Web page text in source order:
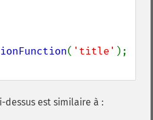
( 'title'
est similaire à :